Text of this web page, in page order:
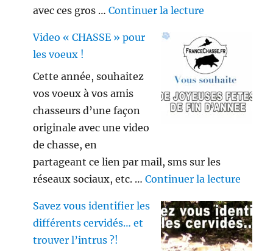
avec ces gros …Continuer la lecture
Video « CHASSE » pour
les voeux !
Cette année, souhaitez
vos voeux à vos amis
chasseurs d’une façon
originale avec une video
de chasse, en
partageant ce lien par mail, sms sur les
réseaux sociaux, etc. …Continuer la lecture
Savez vous identifier les
différents cervidés… et
trouver l’intrus ?!